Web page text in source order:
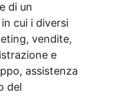
di un
cui i diversi
vendite,
e
assistenza
del